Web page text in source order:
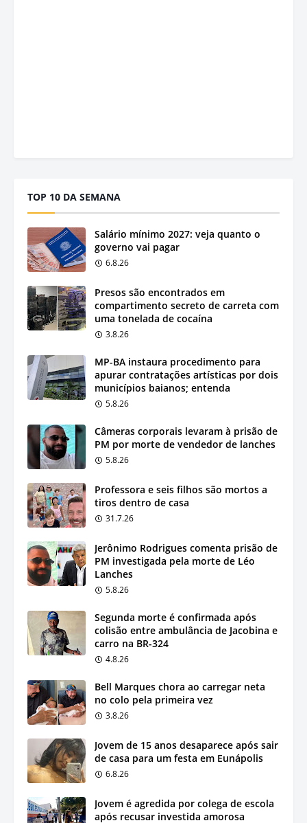
TOP 10 DA SEMANA
Salário mínimo 2027: veja quanto o
governo vai pagar
6.8.26
Presos são encontrados em
compartimento secreto de carreta com
uma tonelada de cocaína
3.8.26
MP-BA instaura procedimento para
apurar contratações artísticas por dois
municípios baianos; entenda
5.8.26
Câmeras corporais levaram à prisão de
PM por morte de vendedor de lanches
5.8.26
Professora e seis filhos são mortos a
tiros dentro de casa
31.7.26
Jerônimo Rodrigues comenta prisão de
PM investigada pela morte de Léo
Lanches
5.8.26
Segunda morte é confirmada após
colisão entre ambulância de Jacobina e
carro na BR-324
4.8.26
Bell Marques chora ao carregar neta
no colo pela primeira vez
3.8.26
Jovem de 15 anos desaparece após sair
de casa para um festa em Eunápolis
6.8.26
Jovem é agredida por colega de escola
após recusar investida amorosa